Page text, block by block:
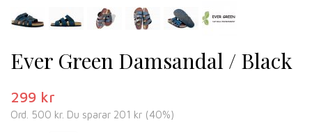
Ever Green Damsandal / Black
299 kr
Ord. 500 kr. Du sparar 201 kr (40%)